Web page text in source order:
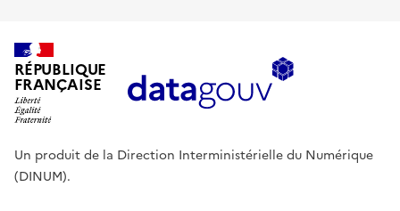
RÉPUBLIQUE
FRANÇAISE
Un produit de la Direction Interministérielle du Numérique
(DINUM).